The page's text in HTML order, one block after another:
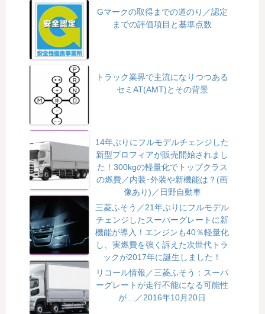
Gマークの取得までの道のり／認定
までの評価項目と基準点数
トラック業界で主流になりつつある
セミAT(AMT)とその背景
14年ぶりにフルモデルチェンジした
新型プロフィアが販売開始されまし
た！300kgの軽量化でトップクラス
の燃費／内装･外装や新機能は？(画
像あり)／日野自動車
三菱ふそう／21年ぶりにフルモデル
チェンジしたスーパーグレートに新
機能が導入！エンジンも40％軽量化
し、実燃費を強く訴えた次世代トラ
ックが2017年に誕生しました！
リコール情報／三菱ふそう：スーパ
ーグレートが走行不能になる可能性
が…／2016年10月20日